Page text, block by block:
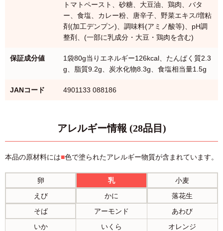
トマトペースト、砂糖、大豆油、鶏肉、バタ
ー、食塩、カレー粉、唐辛子、野菜エキス/増粘
剤(加工デンプン)、調味料(アミノ酸等)、pH調
整剤、(一部に乳成分・大豆・鶏肉を含む)
保証成分値
1袋80g当りエネルギー126kcal、たんぱく質2.3
g、脂質9.2g、炭水化物8.3g、食塩相当量1.5g
JANコード 4901133 088186
アレルギー情報 (28品目)
本品の原材料には■色で塗られたアレルギー物質が含まれています。
卵 乳
小麦
えび
かに
落花生
そば
アーモンド
あわび
いか
いくら
オレンジ